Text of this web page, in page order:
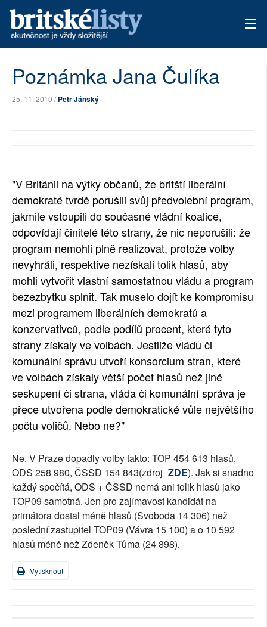
Poznámka Jana Čulíka
25. 11. 2010 /Petr Jánský
"V Británii na výtky občanů, že britští liberální
demokraté tvrdě porušili svůj předvolební program,
jakmile vstoupili do současné vládní koalice,
odpovídají činitelé této strany, že nic neporušili: že
program nemohli plně realizovat, protože volby
nevyhráli, respektive nezískali tolik hlasů, aby
mohli vytvořit vlastní samostatnou vládu a program
bezezbytku splnit. Tak muselo dojít ke kompromisu
mezi programem liberálních demokratů a
konzervativců, podle podílů procent, které tyto
strany získaly ve volbách. Jestliže vládu či
komunální správu utvoří konsorcium stran, které
ve volbách získaly větší počet hlasů než jiné
seskupení či strana, vláda či komunální správa je
přece utvořena podle demokratické vůle největšího
počtu voličů. Nebo ne?"
Ne. V Praze dopadly volby takto: TOP 454 613 hlasů,
ODS 258 980, ČSSD 154 843(zdroj ZDE). Jak si snadno
každý spočítá, ODS + ČSSD nemá ani tolik hlasů jako
TOP09 samotná. Jen pro zajímavost kandidát na
primátora dostal méně hlasů (Svoboda 14 306) než
poslední zastupitel TOP09 (Vávra 15 100) a o 10 592
hlasů méně než Zdeněk Tůma (24 898).
Vytisknout